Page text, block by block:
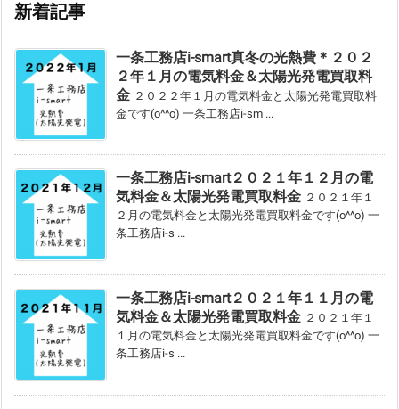
新着記事
一条工務店i-smart真冬の光熱費＊２０２
２年１月の電気料金＆太陽光発電買取料
金 ２０２２年１月の電気料金と太陽光発電買取料
金です(o^^o) 一条工務店i-sm ...
一条工務店i-smart２０２１年１２月の電
気料金＆太陽光発電買取料金 ２０２１年１
２月の電気料金と太陽光発電買取料金です(o^^o) 一
条工務店i-s ...
一条工務店i-smart２０２１年１１月の電
気料金＆太陽光発電買取料金 ２０２１年１
１月の電気料金と太陽光発電買取料金です(o^^o) 一
条工務店i-s ...